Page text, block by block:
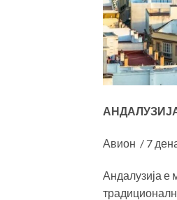
Авион / 7
Андалузија е